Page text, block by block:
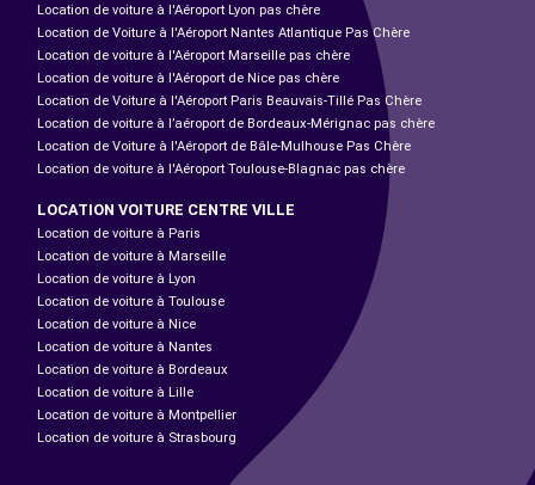
Location de voiture à l'Aéroport Lyon pas chère
Location de Voiture à l'Aéroport Nantes Atlantique Pas Chère
Location de voiture à l'Aéroport Marseille pas chère
Location de voiture à l'Aéroport de Nice pas chère
Location de Voiture à l'Aéroport Paris Beauvais-Tillé Pas Chère
Location de voiture à l’aéroport de Bordeaux-Mérignac pas chère
Location de Voiture à l'Aéroport de Bâle-Mulhouse Pas Chère
Location de voiture à l'Aéroport Toulouse-Blagnac pas chère
LOCATION VOITURE CENTRE VILLE
Location de voiture à Paris
Location de voiture à Marseille
Location de voiture à Lyon
Location de voiture à Toulouse
Location de voiture à Nice
Location de voiture à Nantes
Location de voiture à Bordeaux
Location de voiture à Lille
Location de voiture à Montpellier
Location de voiture à Strasbourg